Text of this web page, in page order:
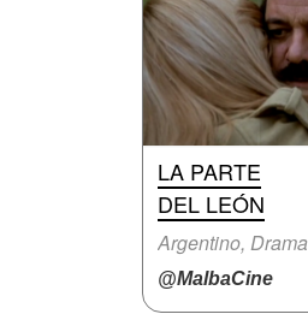
LA PARTE
DEL LEÓN
Argentino, Drama
@MalbaCine